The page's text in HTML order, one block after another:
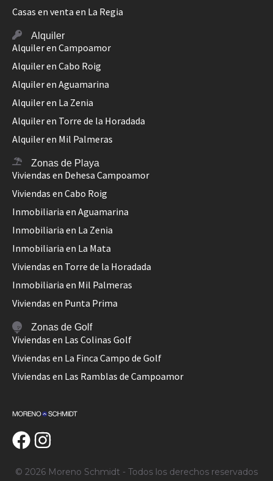
Casas en venta en La Regia
Alquiler
Alquiler en Campoamor
Alquiler en Cabo Roig
Alquiler en Aguamarina
Alquiler en La Zenia
Alquiler en Torre de la Horadada
Alquiler en Mil Palmeras
Zonas de Playa
Viviendas en Dehesa Campoamor
Viviendas en Cabo Roig
Inmobiliaria en Aguamarina
Inmobiliaria en La Zenia
Inmobiliaria en La Mata
Viviendas en Torre de la Horadada
Inmobiliaria en Mil Palmeras
Viviendas en Punta Prima
Zonas de Golf
Viviendas en Las Colinas Golf
Viviendas en La Finca Campo de Golf
Viviendas en Las Ramblas de Campoamor
© 2026 Moreno Schmidt - Todos los derechos reservados